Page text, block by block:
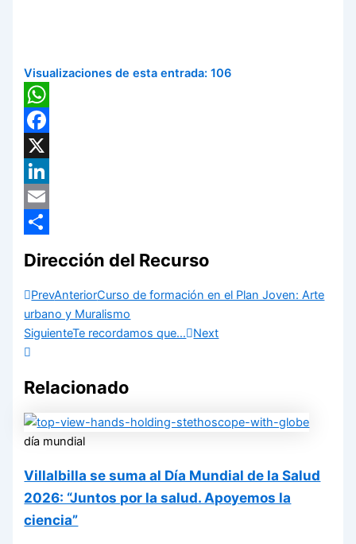
Visualizaciones de esta entrada: 106
WhatsApp
Facebook
X
LinkedIn
Email
Dirección del Recurso
PrevAnteriorCurso de formación en el Plan Joven: Arte
urbano y Muralismo
SiguienteTe recordamos que… Next
Relacionado
día mundial
Villalbilla se suma al Día Mundial de la Salud
2026: “Juntos por la salud. Apoyemos la
ciencia”